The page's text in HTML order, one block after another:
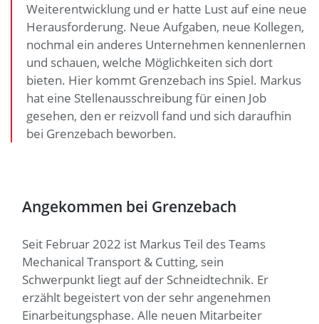
Weiterentwicklung und er hatte Lust auf eine neue
Herausforderung. Neue Aufgaben, neue Kollegen,
nochmal ein anderes Unternehmen kennenlernen
und schauen, welche Möglichkeiten sich dort
bieten. Hier kommt Grenzebach ins Spiel. Markus
hat eine Stellenausschreibung für einen Job
gesehen, den er reizvoll fand und sich daraufhin
bei Grenzebach beworben.
Angekommen bei Grenzebach
Seit Februar 2022 ist Markus Teil des Teams
Mechanical Transport & Cutting, sein
Schwerpunkt liegt auf der Schneidtechnik. Er
erzählt begeistert von der sehr angenehmen
Einarbeitungsphase. Alle neuen Mitarbeiter